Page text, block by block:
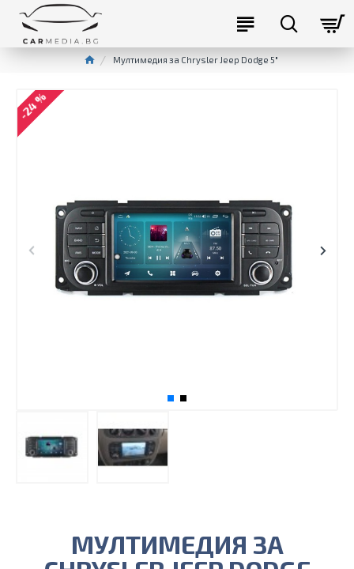
Мултимедия за Chrysler Jeep Dodge 5"
-24 %
МУЛТИМЕДИЯ ЗА